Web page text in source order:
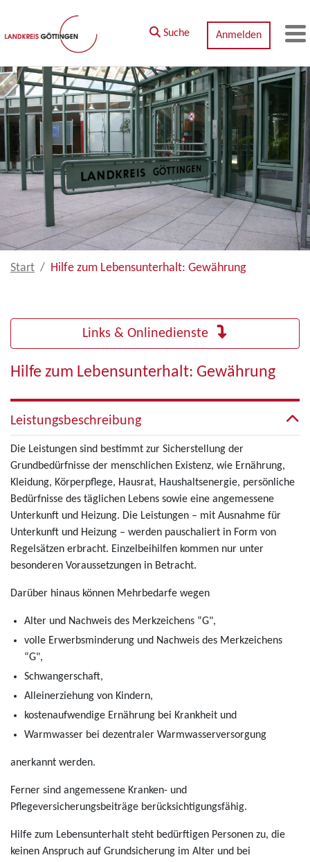
Zum Hauptinhalt springen
Suche Anmelden
Start Hilfe zum Lebensunterhalt: Gewährung
Links & Onlinedienste
Hilfe zum Lebensunterhalt: Gewährung
Leistungsbeschreibung
Die Leistungen sind bestimmt zur Sicherstellung der
Grundbedürfnisse der menschlichen Existenz, wie Ernährung,
Kleidung, Körperpflege, Hausrat, Haushaltsenergie, persönliche
Bedürfnisse des täglichen Lebens sowie eine angemessene
Unterkunft und Heizung. Die Leistungen – mit Ausnahme für
Unterkunft und Heizung – werden pauschaliert in Form von
Regelsätzen erbracht. Einzelbeihilfen kommen nur unter
besonderen Voraussetzungen in Betracht.
Darüber hinaus können Mehrbedarfe wegen
Alter und Nachweis des Merkzeichens “G",
volle Erwerbsminderung und Nachweis des Merkzeichens
“G",
Schwangerschaft,
Alleinerziehung von Kindern,
kostenaufwendige Ernährung bei Krankheit und
Warmwasser bei dezentraler Warmwasserversorgung
anerkannt werden.
Ferner sind angemessene Kranken- und
Pflegeversicherungsbeiträge berücksichtigungsfähig.
Hilfe zum Lebensunterhalt steht bedürftigen Personen zu, die
keinen Anspruch auf Grundsicherung im Alter und bei